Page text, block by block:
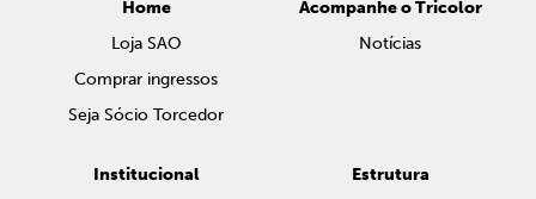
Home
Loja SAO
Comprar ingressos
Seja Sócio Torcedor
Acompanhe o Tricolor
Notícias
Institucional
Estrutura